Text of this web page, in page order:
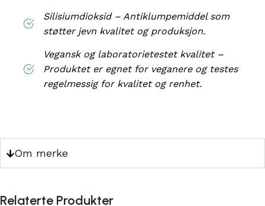
Silisiumdioksid – Antiklumpemiddel som
støtter jevn kvalitet og produksjon.
Vegansk og laboratorietestet kvalitet –
Produktet er egnet for veganere og testes
regelmessig for kvalitet og renhet.
Om merke
Relaterte Produkter